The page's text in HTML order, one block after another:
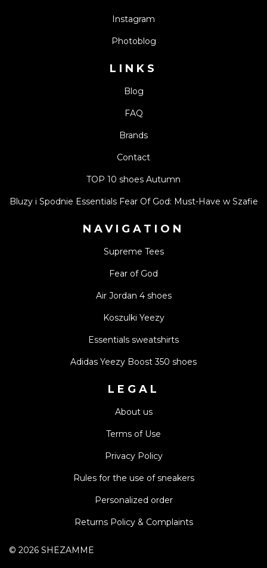
Instagram
Photoblog
LINKS
Blog
FAQ
Brands
Contact
TOP 10 shoes Autumn
Bluzy i Spodnie Essentials Fear Of God: Must-Have w Szafie
NAVIGATION
Supreme Tees
Fear of God
Air Jordan 4 shoes
Koszulki Yeezy
Essentials sweatshirts
Adidas Yeezy Boost 350 shoes
LEGAL
About us
Terms of Use
Privacy Policy
Rules for the use of sneakers
Personalized order
Returns Policy & Complaints
© 2026 SHEZAMME